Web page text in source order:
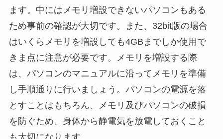
ます。中にはメモリ増設できないパソコンもある
ため事前の確認が大切です。また、32bit版の場合
はいくらメモリを増設しても4GBまでしか使用で
きま点に注意が必要です。メモリを増設する際
は、パソコンのマニュアルに沿ってメモリを準備
し手順通りに行いましょう。パソコンの電源を落
とすことはもちろん、メモリ及びパソコンの破損
を防ぐため、身体から静電気を放電しておくこと
も大切になります。